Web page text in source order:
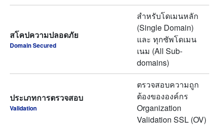
สโคปความปลอดภัย
Domain Secured
สำหรับโดเมนหลัก
(Single Domain)
และ ทุกซัพโดเมน
เนม (All Sub-
domains)
ประเภทการตรวจสอบ
Validation
ตรวจสอบความถูก
ต้องขององค์กร
Organization
Validation SSL (OV)